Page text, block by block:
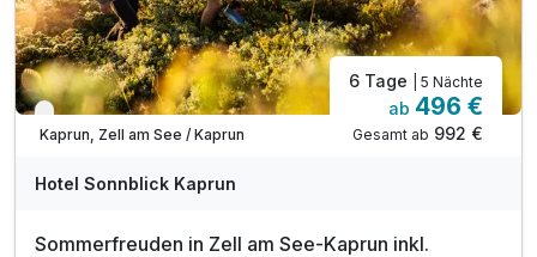
Nur noch bis Oktober
Kaprun, Zell am See / Kaprun
6 Tage | 5 Nächte
ab 496 €
Gesamt ab 992 €
Hotel Sonnblick Kaprun
Sommerfreuden in Zell am See-Kaprun inkl.